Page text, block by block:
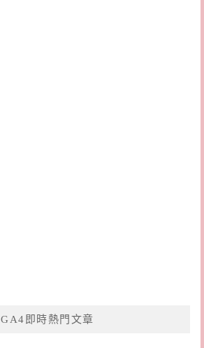
GA4即時熱門文章